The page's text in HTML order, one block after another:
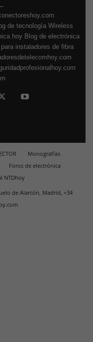
de tecnología Wireless
hoy Blog de electrónica
instaladores de fibra
Monografías
Foros de electrónica
NTDhoy
de Alarcón, Madrid, +34